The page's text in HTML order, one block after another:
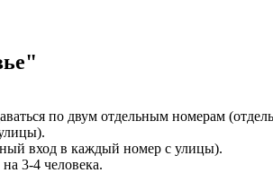
по двум отдельным номерам
вход в каждый номер с улицы).
3-4 человека.